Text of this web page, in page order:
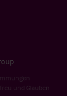
und Glauben